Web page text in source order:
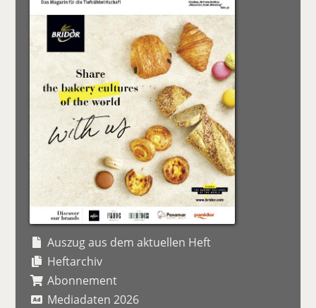
Auszug aus dem aktuellen Heft
Heftarchiv
Abonnement
Mediadaten 2026